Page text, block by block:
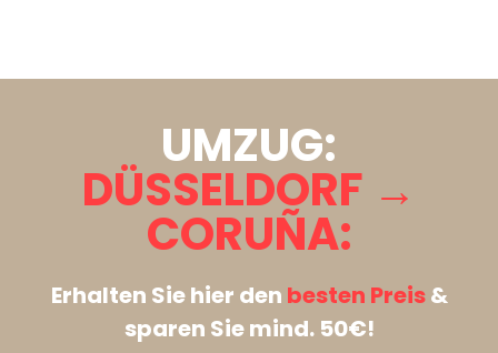
UMZUG:
DÜSSELDORF →
CORUÑA:
Erhalten Sie hier den besten Preis&
sparen Sie mind. 50€!